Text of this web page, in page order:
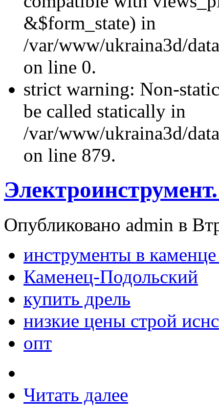
&$form_state) in
/var/www/ukraina3d/
on line 0.
strict warning: Non-
be called statically in
/var/www/ukraina3d/
on line 879.
Опубликовано admin в
инструменты в
Каменец-Подольский
купить дрель
низкие цены строй
опт
Читать далее